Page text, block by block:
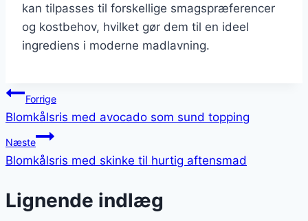
kan tilpasses til forskellige smagspræferencer
og kostbehov, hvilket gør dem til en ideel
ingrediens i moderne madlavning.
Indlægsnavigation
Forrige
Blomkålsris med avocado som sund topping
Næste
Blomkålsris med skinke til hurtig aftensmad
Lignende indlæg